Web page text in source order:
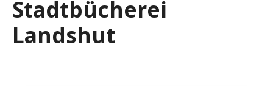
Stadtbücherei
Landshut